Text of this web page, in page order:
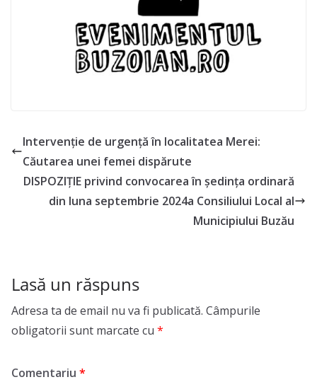
Intervenție de urgență în localitatea Merei:
Căutarea unei femei dispărute
DISPOZIȚIE privind convocarea în ședința ordinară
din luna septembrie 2024a Consiliului Local al
Municipiului Buzău
Lasă un răspuns
Adresa ta de email nu va fi publicată. Câmpurile
obligatorii sunt marcate cu *
Comentariu *